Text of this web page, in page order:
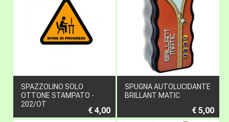
SPAZZOLINO SOLO
OTTONE STAMPATO -
202/OT
€ 4,00
SPUGNA AUTOLUCIDANTE
BRILLANT MATIC
€ 5,00